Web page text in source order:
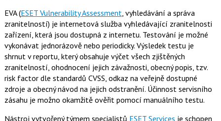
EVA (ESET Vulnerability Assessment, vyhledávání a správa
zranitelností) je internetová služba vyhledávající zranitelnosti
zařízení, která jsou dostupná z internetu. Testování je možné
vykonávat jednorázově nebo periodicky. Výsledek testu je
shrnut v reportu, který obsahuje výčet všech zjištěných
zranitelností, ohodnocení jejich závažnosti, obecný popis, tzv.
risk factor dle standardů CVSS, odkaz na veřejně dostupné
zdroje a obecný návod na jejich odstranění. Účinnost servisního
zásahu je možno okamžitě ověřit pomocí manuálního testu.
Nástroj vytvořený týmem specialistů ESET Services je schopen